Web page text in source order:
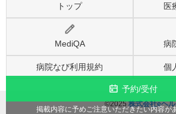
予約/受付
掲載内容に予めご注意いただきたい内容が
トップ 医
MediQA 病
病院なび利用規約 個
©2025 株式会社eヘ